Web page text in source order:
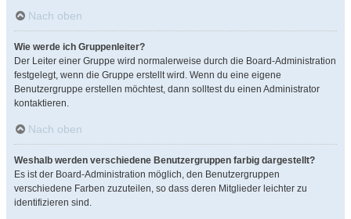
Nach oben
Wie werde ich Gruppenleiter?
Der Leiter einer Gruppe wird normalerweise durch die Board-Administration
festgelegt, wenn die Gruppe erstellt wird. Wenn du eine eigene
Benutzergruppe erstellen möchtest, dann solltest du einen Administrator
kontaktieren.
Nach oben
Weshalb werden verschiedene Benutzergruppen farbig dargestellt?
Es ist der Board-Administration möglich, den Benutzergruppen
verschiedene Farben zuzuteilen, so dass deren Mitglieder leichter zu
identifizieren sind.